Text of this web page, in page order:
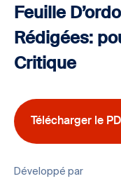
Feuille
Rédigées:
Critique
Télécharger le
Développé par